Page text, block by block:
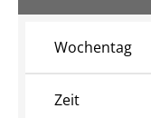
Wochentag
Zeit